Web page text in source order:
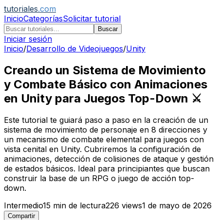
tutoriales.com
InicioCategoríasSolicitar tutorial
Buscar
Iniciar sesión
Inicio/Desarrollo de Videojuegos/Unity
Creando un Sistema de Movimiento
y Combate Básico con Animaciones
en Unity para Juegos Top-Down ⚔️
Este tutorial te guiará paso a paso en la creación de un
sistema de movimiento de personaje en 8 direcciones y
un mecanismo de combate elemental para juegos con
vista cenital en Unity. Cubriremos la configuración de
animaciones, detección de colisiones de ataque y gestión
de estados básicos. Ideal para principiantes que buscan
construir la base de un RPG o juego de acción top-
down.
Intermedio15 min de lectura226 views1 de mayo de 2026
Compartir